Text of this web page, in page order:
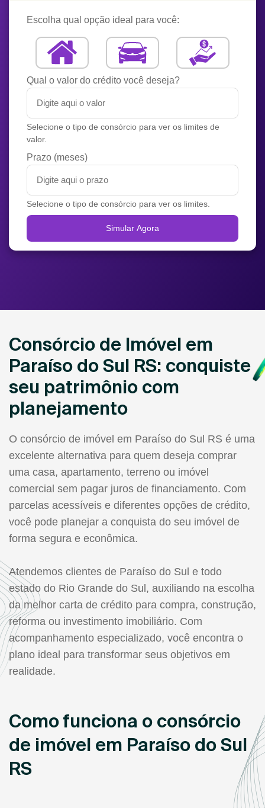
Escolha qual opção ideal para você:
Qual o valor do crédito você deseja?
Selecione o tipo de consórcio para ver os limites de
valor.
Prazo (meses)
Selecione o tipo de consórcio para ver os limites.
Simular Agora
Consórcio de Imóvel em
Paraíso do Sul RS: conquiste
seu patrimônio com
planejamento
O consórcio de imóvel em Paraíso do Sul RS é uma
excelente alternativa para quem deseja comprar
uma casa, apartamento, terreno ou imóvel
comercial sem pagar juros de financiamento. Com
parcelas acessíveis e diferentes opções de crédito,
você pode planejar a conquista do seu imóvel de
forma segura e econômica.
Atendemos clientes de Paraíso do Sul e todo
estado do Rio Grande do Sul, auxiliando na escolha
da melhor carta de crédito para compra, construção,
reforma ou investimento imobiliário. Com
acompanhamento especializado, você encontra o
plano ideal para transformar seus objetivos em
realidade.
Como funciona o consórcio
de imóvel em Paraíso do Sul
RS